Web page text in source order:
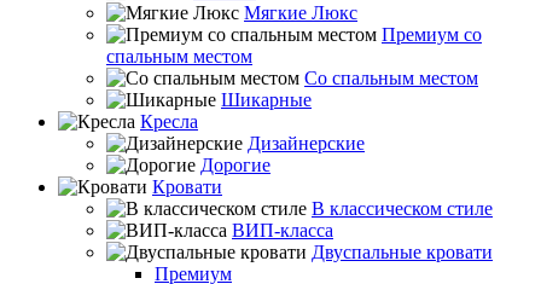
Мягкие Люкс
Премиум со
спальным местом
Со спальным местом
Шикарные
Кресла
Дизайнерские
Дорогие
Кровати
В классическом стиле
ВИП-класса
Двуспальные кровати
Премиум